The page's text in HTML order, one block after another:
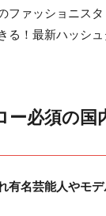
ファッショニスタ
る！最新ハッシ
必須の国
有名芸能人やモ